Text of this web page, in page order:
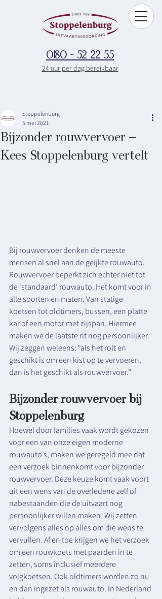
0180 - 52 22 55
24 uur per dag bereikbaar
Bijzonder rouwvervoer –
Kees Stoppelenburg vertelt
Stoppelenburg
5 mei 2021
Bij rouwvervoer denken de meeste
mensen al snel aan de geijkte rouwauto.
Rouwvervoer beperkt zich echter niet tot
de ‘standaard’ rouwauto. Het komt voor in
alle soorten en maten. Van statige
koetsen tot oldtimers, bussen, een platte
kar of een motor met zijspan. Hiermee
maken we de laatste rit nog persoonlijker.
Wij zeggen weleens: “als het rolt en
geschikt is om een kist op te vervoeren,
dan is het geschikt als rouwvervoer.”
Bijzonder rouwvervoer bij
Stoppelenburg
Hoewel door families vaak wordt gekozen
voor een van onze eigen moderne
rouwauto’s, maken we geregeld mee dat
een verzoek binnenkomt voor bijzonder
rouwvervoer. Deze keuze komt vaak voort
uit een wens van de overledene zelf of
nabestaanden die de uitvaart nog
persoonlijker willen maken. Wij zetten
vervolgens alles op alles om die wens te
vervullen. Af en toe krijgen we het verzoek
om een rouwkoets met paarden in te
zetten, soms inclusief meerdere
volgkoetsen. Ook oldtimers worden zo nu
en dan ingezet als rouwauto. In Nederland